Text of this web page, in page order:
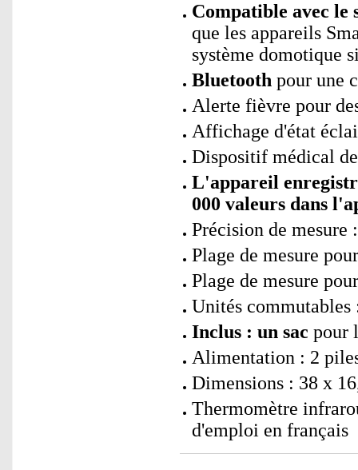
Compatible avec le
que les appareils
système domotique
Bluetooth pour une
Alerte fièvre pour
Affichage d'état
Dispositif médical
L'appareil
000 valeurs dans
Précision de mesure
Plage de mesure
Plage de mesure
Unités commutables
Inclus : un sac pour
Alimentation : 2
Dimensions : 38 x
Thermomètre
d'emploi en français